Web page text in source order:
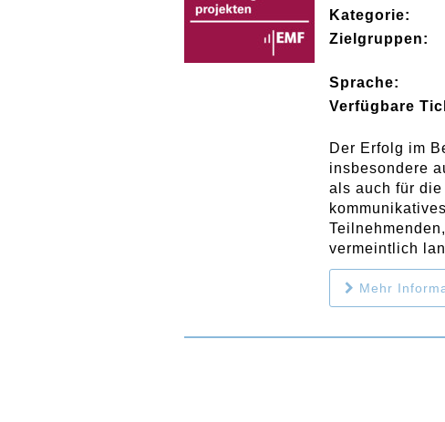
Kategorie:
Zielgruppen:
Sprache:
Verfügbare
Der Erfolg im
insbesondere
als auch für
vermeintlich
Mehr